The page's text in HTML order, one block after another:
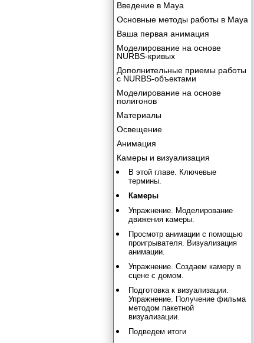
Введение в Maya
Основные методы работы в Maya
Ваша первая анимация
Моделирование на основе
NURBS-кривых
Дополнительные приемы работы
с NURBS-объектами
Моделирование на основе
полигонов
Материалы
Освещение
Анимация
Камеры и визуализация
В этой главе. Ключевые
термины.
Камеры
Упражнение. Моделирование
движения камеры.
Просмотр анимации с помощью
проигрывателя. Визуализация
анимации.
Упражнение. Создаем камеру в
сцене с домом.
Подготовка к визуализации.
Упражнение. Получение фильма
методом пакетной
визуализации.
Подведем итоги